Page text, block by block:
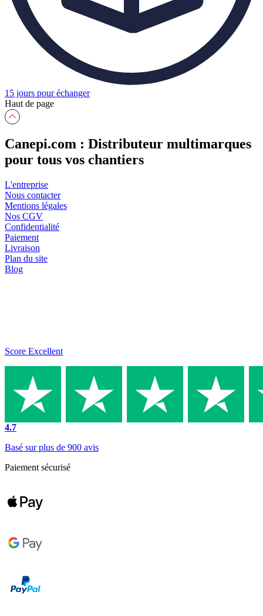
15 jours pour échanger
Haut de page
Canepi.com : Distributeur multimarques
pour tous vos chantiers
L'entreprise
Nous contacter
Mentions légales
Nos CGV
Confidentialité
Paiement
Livraison
Plan du site
Blog
Score Excellent
4.7
Basé sur plus de 900 avis
Paiement sécurisé